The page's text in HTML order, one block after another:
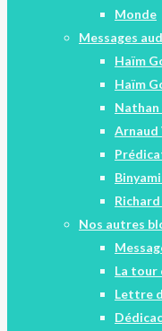
Monde
Messages
Haïm
Haïm
Nathan
Arnaud
Nos autres
La tour
Lettre